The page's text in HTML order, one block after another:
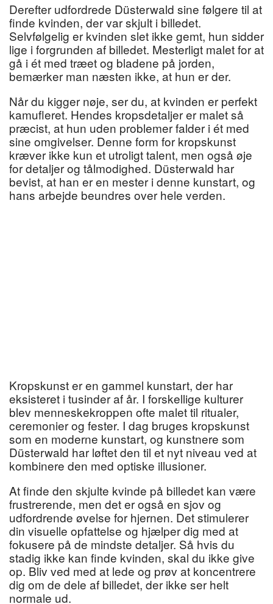
Derefter udfordrede Düsterwald sine følgere til at
finde kvinden, der var skjult i billedet.
Selvfølgelig er kvinden slet ikke gemt, hun sidder
lige i forgrunden af billedet. Mesterligt malet for at
gå i ét med træet og bladene på jorden,
bemærker man næsten ikke, at hun er der.
Når du kigger nøje, ser du, at kvinden er perfekt
kamufleret. Hendes kropsdetaljer er malet så
præcist, at hun uden problemer falder i ét med
sine omgivelser. Denne form for kropskunst
kræver ikke kun et utroligt talent, men også øje
for detaljer og tålmodighed. Düsterwald har
bevist, at han er en mester i denne kunstart, og
hans arbejde beundres over hele verden.
Kropskunst er en gammel kunstart, der har
eksisteret i tusinder af år. I forskellige kulturer
blev menneskekroppen ofte malet til ritualer,
ceremonier og fester. I dag bruges kropskunst
som en moderne kunstart, og kunstnere som
Düsterwald har løftet den til et nyt niveau ved at
kombinere den med optiske illusioner.
At finde den skjulte kvinde på billedet kan være
frustrerende, men det er også en sjov og
udfordrende øvelse for hjernen. Det stimulerer
din visuelle opfattelse og hjælper dig med at
fokusere på de mindste detaljer. Så hvis du
stadig ikke kan finde kvinden, skal du ikke give
op. Bliv ved med at lede og prøv at koncentrere
dig om de dele af billedet, der ikke ser helt
normale ud.